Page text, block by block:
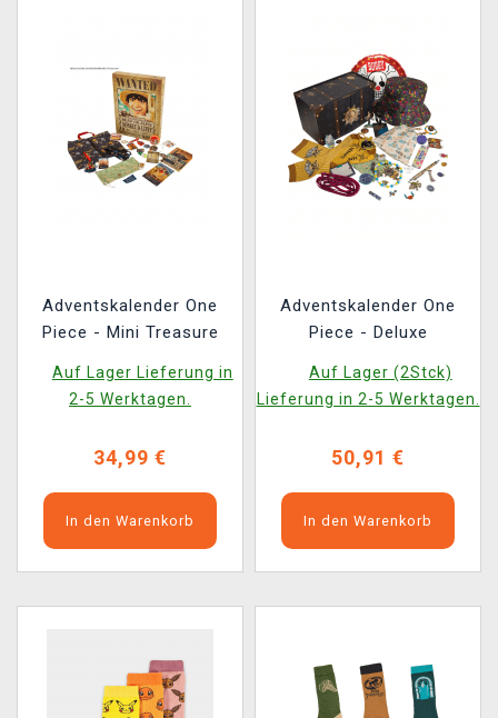
Adventskalender One
Piece - Mini Treasure
Auf Lager Lieferung in
2-5 Werktagen.
34,99 €
In den Warenkorb
Adventskalender One
Piece - Deluxe
Auf Lager (2Stck)
Lieferung in 2-5 Werktagen.
50,91 €
In den Warenkorb